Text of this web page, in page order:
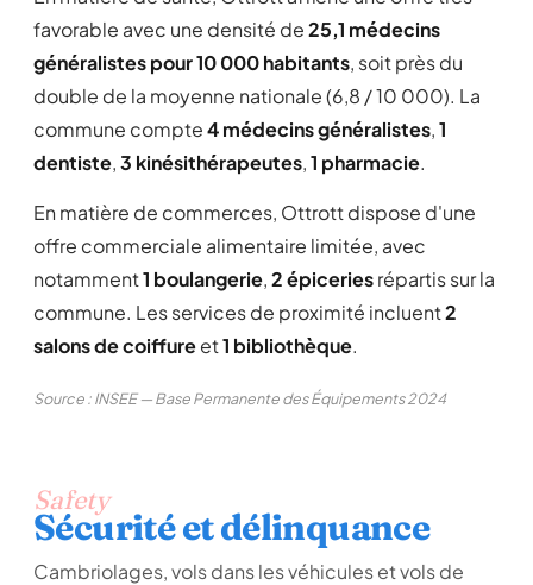
favorable avec une densité de25,1 médecins
généralistes pour 10 000 habitants, soit près du
double de la moyenne nationale (6,8 / 10 000). La
commune compte4 médecins généralistes,1
dentiste,3 kinésithérapeutes,1 pharmacie.
En matière de commerces, Ottrott dispose d'une
offre commerciale alimentaire limitée, avec
notamment1 boulangerie,2 épiceriesrépartis sur la
commune. Les services de proximité incluent2
salons de coiffureet1 bibliothèque.
Source : INSEE — Base Permanente des Équipements 2024
Safety
Sécurité et délinquance
Cambriolages, vols dans les véhicules et vols de